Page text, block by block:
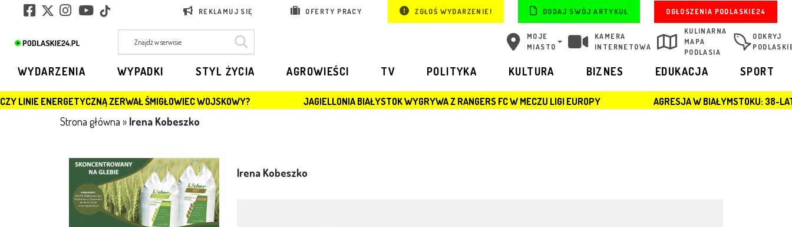
REKLAMUJ SIĘ OFERTY PRACY ZGŁOŚ WYDARZENIE! DODAJ SWÓJ ARTYKUŁ OGŁOSZENIA PODLASKIE24
MOJE
MIASTO
KAMERA
INTERNETOWA
KULINARNA
MAPA
PODLASIA
ODKRYJ
WYDARZENIA WYPADKI STYL ŻYCIA AGROWIEŚCI TV POLITYKA KULTURA BIZNES EDUKACJA SPORT
ZERWAŁ ŚMIGŁOWIEC WOJSKOWY? JAGIELLONIA BIAŁYSTOK WYGRYWA Z RANGERS FC W MECZU LIGI EUROPY AGRESJA W BIAŁYMSTOKU: 38-LATEK
Strona główna » Irena Kobeszko
Irena Kobeszko